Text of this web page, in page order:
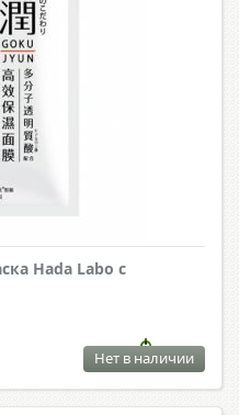
Hada Labo с
Нет в наличии